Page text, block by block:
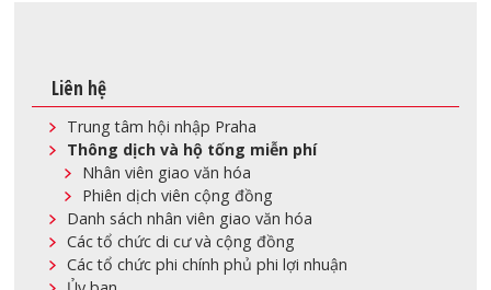
Liên hệ
Trung tâm hội nhập Praha
Thông dịch và hộ tống miễn phí
Nhân viên giao văn hóa
Phiên dịch viên cộng đồng
Danh sách nhân viên giao văn hóa
Các tổ chức di cư và cộng đồng
Các tổ chức phi chính phủ phi lợi nhuận